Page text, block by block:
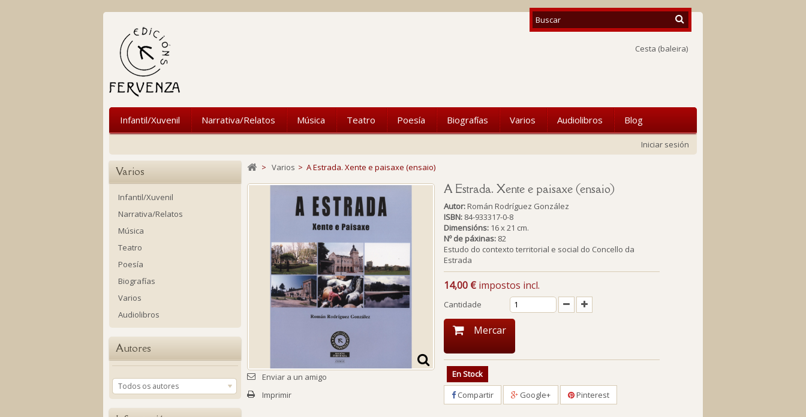
Cesta (baleira)
Infantil/Xuvenil Narrativa/Relatos Música Teatro Poesía Biografías Varios Audiolibros Blog
Iniciar sesión
Varios
Infantil/Xuvenil
Narrativa/Relatos
Música
Teatro
Poesía
Biografías
Varios
Audiolibros
Autores
Todos os autores
> Varios > A Estrada. Xente e paisaxe (ensaio)
Enviar a un amigo
Imprimir
A Estrada. Xente e paisaxe (ensaio)
Autor:Román Rodríguez González
ISBN:84-933317-0-8
Dimensións:16 x 21 cm.
Nº de páxinas:82
Estudo do contexto territorial e social do Concello da
Estrada
14,00 €impostos incl.
Cantidade
Mercar
En Stock
Compartir
Google+ Pinterest